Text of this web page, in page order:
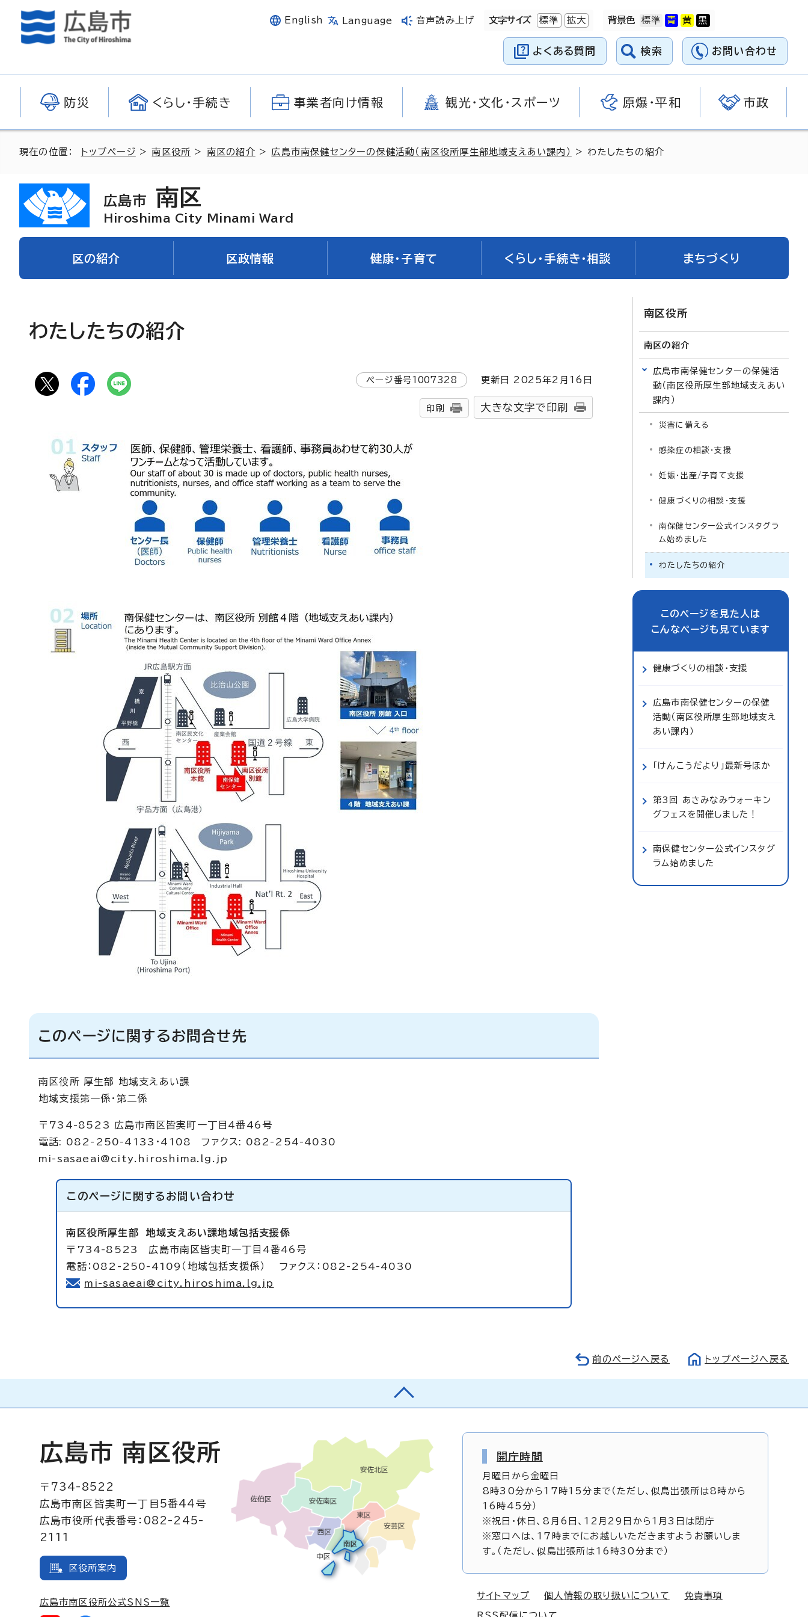
English Language 音声読み上げ 文字サイズ 標準 拡大 背景色
よくある質問 検索 お問い合わせ
防災 くらし・手続き 事業者向け情報 観光・文化・スポーツ 原爆・平和 市政
現在の位置： トップページ >南区役所 > 南区の紹介 > 広島市南保健センターの保健活動（南区役所厚生部地域支えあい課内） > わたしたちの紹介
広島市 南区
Hiroshima City Minami Ward
区の紹介 区政情報 健康・子育て くらし・手続き・相談 まちづくり
わたしたちの紹介
ページ番号1007328 更新日 2025年2月 16 日
印刷 大きな文字で印刷
このページに関するお問合せ先
南区役所 厚生部 地域支えあい課
地域支援第一係・第二係
〒734-8523 広島市南区皆実町一丁目4番46号
電話: 082-250-4133・4108 ファクス: 082-254-4030
mi-sasaeai@city.hiroshima.lg.jp
このページに関する お問い合わせ
南区役所厚生部地域支えあい課地域包括支援係
〒734-8523 広島市南区皆実町一丁目4番46号
電話：082-250-4109（地域包括支援係） ファクス：082-254-4030
mi-sasaeai@city.hiroshima.lg.jp
南区役所
南区の紹介
広島市南保健センターの保健活
動（南区役所厚生部地域支えあい
課内）
災害に備える
感染症の相談・支援
妊娠・出産/子育て支援
健康づくりの相談・支援
南保健センター公式インスタグラ
ム始めました
わたしたちの紹介
このページを見た人は
こんなページも見ています
健康づくりの相談・支援
広島市南保健センターの保健
活動（南区役所厚生部地域支え
あい課内）
「けんこうだより」最新号ほか
第3回 あさみなみウォーキン
グフェスを開催しました！
南保健センター公式インスタグ
ラム始めました
前のページへ戻る トップページへ戻る
広島市 南区役所
〒734-8522
広島市南区皆実町一丁目5番44号
広島市役所代表番号：082-245-
2111
区役所案内
広島市南区役所公式SNS一覧
開庁時間
月曜日から金曜日
8時30分から17時15分まで（ただし、似島出張所は8時から
16時45分）
※祝日・休日、8月6日、12月29日から1月3日は閉庁
※窓口へは、17時までにお越しいただきますようお願いしま
す。（ただし、似島出張所は16時30分まで）
サイトマップ 個人情報の取り扱いについて 免責事項